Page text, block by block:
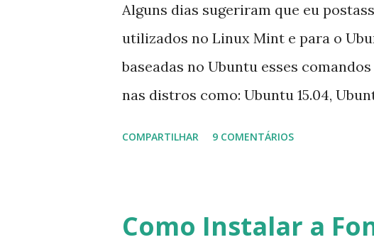
Alguns dias sugeriram que eu
utilizados no Linux Mint e para o
baseadas no Ubuntu esses
nas distros como: Ubuntu 15.04,
iniciantes... 1- Atualizar a lista de
COMPARTILHAR 9 COMENTÁRIOS
Como Instalar a